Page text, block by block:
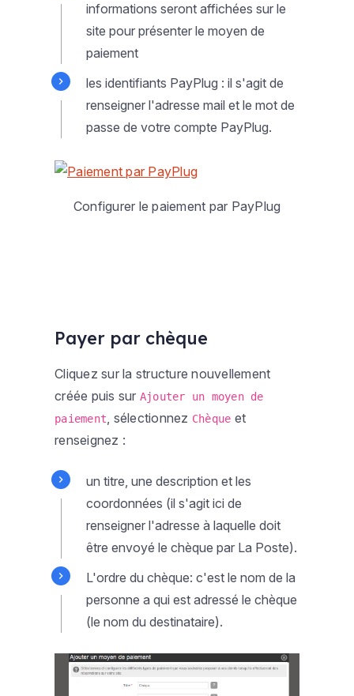
informations seront affichées sur le
site pour présenter le moyen de
paiement
les identifiants PayPlug : il s'agit de
renseigner l'adresse mail et le mot de
passe de votre compte PayPlug.
Configurer le paiement par PayPlug
Payer par chèque
Cliquez sur la structure nouvellement
créée puis sur Ajouter un moyen de
paiement, sélectionnez Chèque et
renseignez :
un titre, une description et les
coordonnées (il s'agit ici de
renseigner l'adresse à laquelle doit
être envoyé le chèque par La Poste).
L'ordre du chèque: c'est le nom de la
personne a qui est adressé le chèque
(le nom du destinataire).